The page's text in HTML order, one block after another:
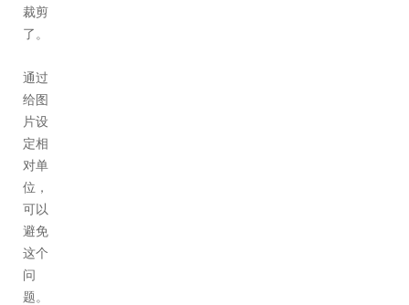
裁剪
了。
通过
给图
片设
定相
对单
位，
可以
避免
这个
问
题。